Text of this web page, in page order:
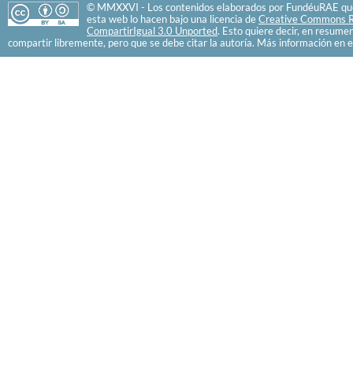
© MMXXVI - Los contenidos elaborados por FundéuRAE
esta web lo hacen bajo una licencia de Creative Commons
CompartirIgual 3.0 Unported. Esto quiere decir, en
compartir libremente, pero que se debe citar la autoría. Más información en